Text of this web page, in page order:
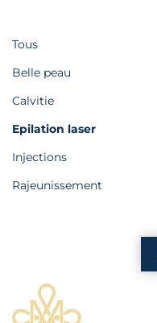
Tous
Belle peau
Calvitie
Epilation laser
Injections
Rajeunissement